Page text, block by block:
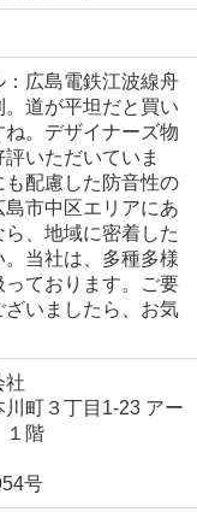
広島電鉄江波線舟
。道が平坦だと買い
。デザイナーズ物
いただいていま
配慮した防音性の
市中区エリアにあ
、地域に密着した
当社は、多種多様
ております。ご要
いましたら、お気
社
町３丁目1-23 アー
階
号